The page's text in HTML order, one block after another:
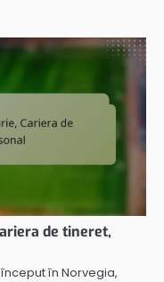
de tineret,
în Norvegia,